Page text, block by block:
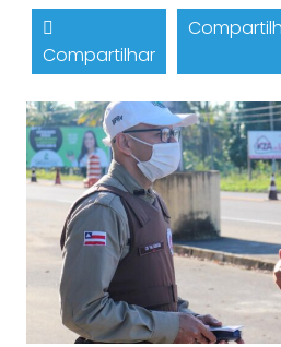
Compartilhar